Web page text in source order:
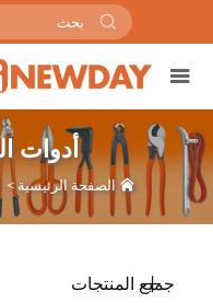
أدوات
الصفحة الرئيسية>
جميع المنتجات